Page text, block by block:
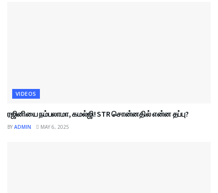
VIDEOS
ரஜினியை நம்பலாமா, கமல்ஜி! STR சொன்னதில் என்ன தப்பு?
BY ADMIN MAY 6, 2025